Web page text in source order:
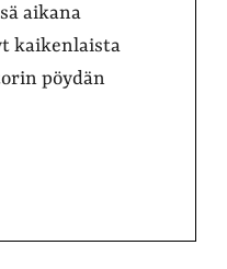
aikana
kaikenlaista
pöydän